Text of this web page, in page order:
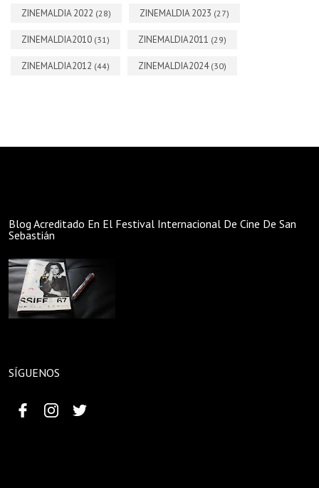
ZINEMALDIA 2022 (28) ZINEMALDIA 2023 (27)
ZINEMALDIA2010 (31) ZINEMALDIA2011 (29)
ZINEMALDIA2012 (44) ZINEMALDIA2024 (30)
Blog Acreditado En El Festival Internacional De Cine De San
Sebastián
SÍGUENOS